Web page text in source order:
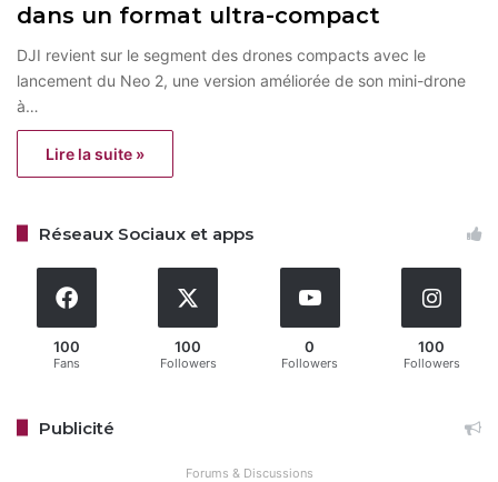
dans un format ultra-compact
DJI revient sur le segment des drones compacts avec le
lancement du Neo 2, une version améliorée de son mini-drone
à…
Lire la suite »
Réseaux Sociaux et apps
100
Fans
100
Followers
0
Followers
100
Followers
Publicité
Forums & Discussions